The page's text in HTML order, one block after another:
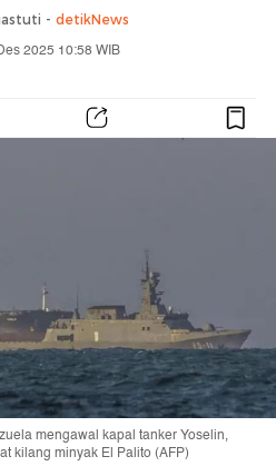
- detikNews
2025 10:58 WIB
mengawal kapal tanker Yoselin,
kilang minyak El Palito (AFP)